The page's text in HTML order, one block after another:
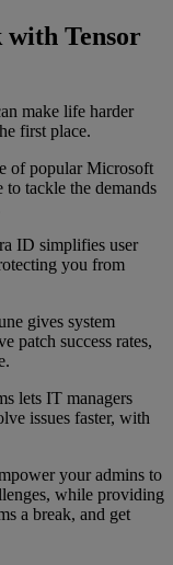
with Tensor
make life harder
first place.
of popular Microsoft
tackle the demands
ID simplifies user
you from
gives system
patch success rates,
lets IT managers
issues faster, with
your admins to
while providing
a break, and get